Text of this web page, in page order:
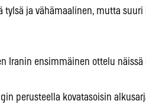
tylsä ja vähämaalinen, mutta
Iranin ensimmäinen ottelu näissä
perusteella kovatasoisin